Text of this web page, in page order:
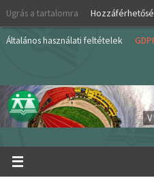
Skip
content
Ugrás a tartalomra
Általános használati feltételek